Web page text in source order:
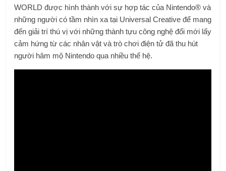
WORLD được hình thành với sự hợp tác của Nintendo® và
những người có tầm nhìn xa tại Universal Creative để mang
đến giải trí thú vị với những thành tựu công nghệ đổi mới lấy
cảm hứng từ các nhân vật và trò chơi điện tử đã thu hút
người hâm mộ Nintendo qua nhiều thế hệ.